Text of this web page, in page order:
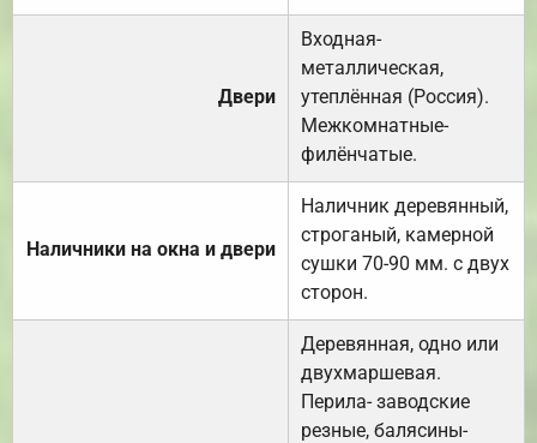
Двери
Входная-
металлическая,
утеплённая (Россия).
Межкомнатные-
филёнчатые.
Наличники на окна и двери
Наличник деревянный,
строганый, камерной
сушки 70-90 мм. с двух
сторон.
Деревянная, одно или
двухмаршевая.
Перила- заводские
резные, балясины-